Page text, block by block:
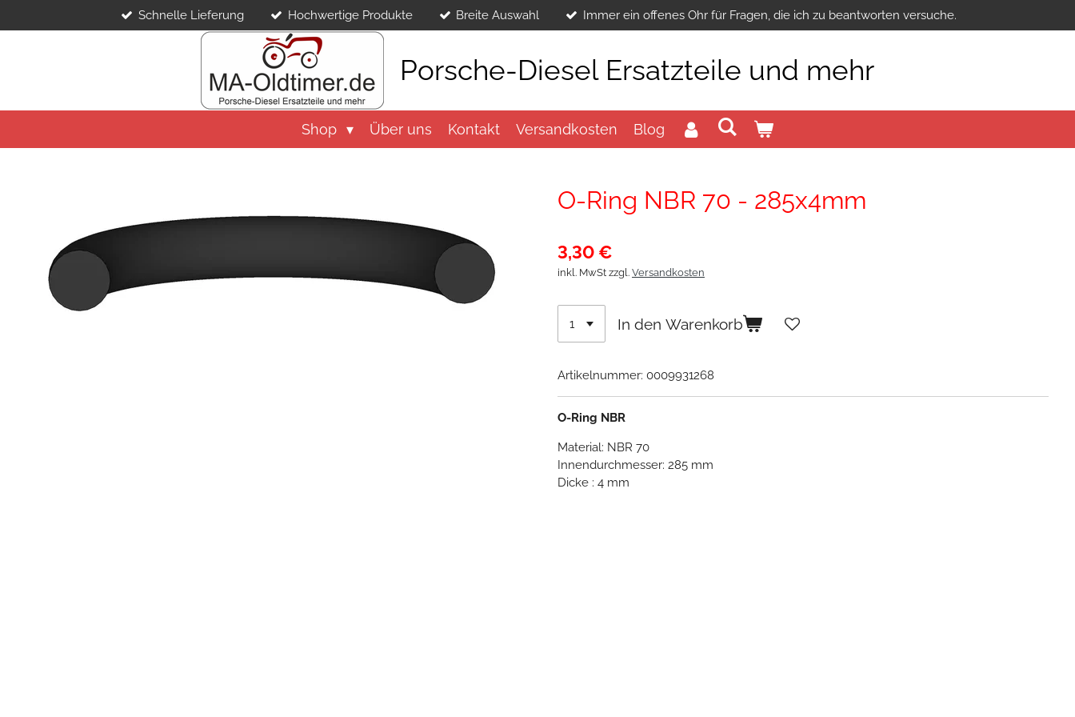
Hauptinhalt
Schnelle Lieferung Hochwertige Produkte Breite Auswahl Immer ein offenes Ohr für Fragen, die ich zu beantworten versuche.
Porsche-Diesel Ersatzteile und mehr
Shop Über uns Kontakt Versandkosten Blog
O-Ring NBR 70 - 285x4mm
3,30 €
inkl. MwSt zzgl. Versandkosten
In den Warenkorb
Artikelnummer: 0009931268
O-Ring NBR
Material: NBR 70
Innendurchmesser: 285 mm
Dicke : 4 mm